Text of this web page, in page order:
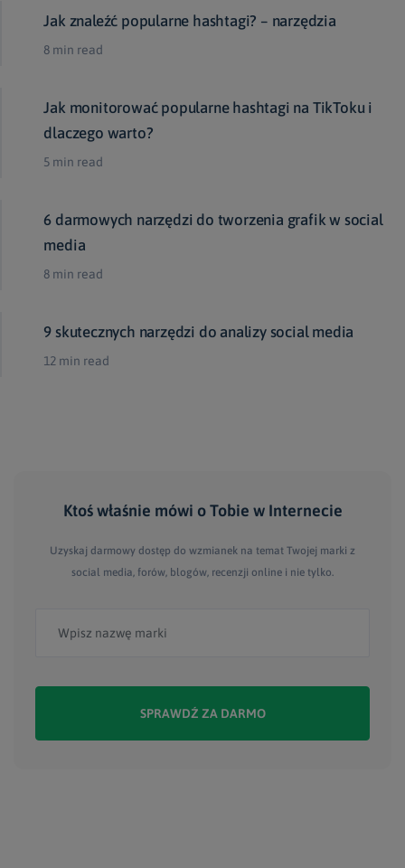
Jak znaleźć popularne hashtagi? – narzędzia
8 min read
Jak monitorować popularne hashtagi na TikToku i
dlaczego warto?
5 min read
6 darmowych narzędzi do tworzenia grafik w social
media
8 min read
9 skutecznych narzędzi do analizy social media
12 min read
Ktoś właśnie mówi o Tobie w Internecie
Uzyskaj darmowy dostęp do wzmianek na temat Twojej marki z
social media, forów, blogów, recenzji online i nie tylko.
SPRAWDŹ ZA DARMO